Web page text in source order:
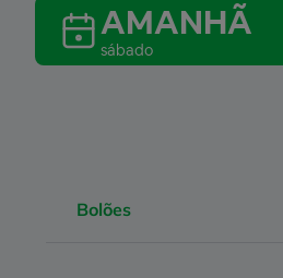
AMANHÃ
sábado
Bolões